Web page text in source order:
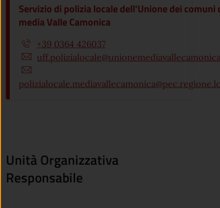
Servizio di polizia locale dell'Unione dei comuni
media Valle Camonica
+39 0364 426037
Unità Organizzativa
Responsabile